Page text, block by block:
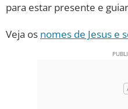
para estar presente e
Veja os nomes de Jesus e